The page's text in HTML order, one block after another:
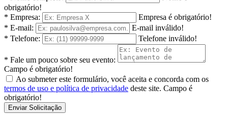
obrigatório!
* Empresa:
Empresa é obrigatório!
* E-mail:
E-mail inválido!
* Telefone:
Telefone inválido!
* Fale um pouco sobre seu evento:
Campo é obrigatório!
Ao submeter este formulário, você aceita e concorda com os
termos de uso e política de privacidade deste site. Campo é
obrigatório!
Enviar Solicitação